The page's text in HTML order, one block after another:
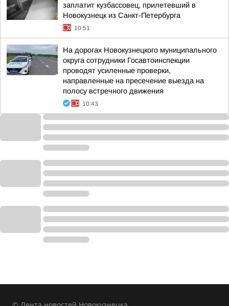
заплатит кузбассовец, прилетевший в
Новокузнецк из Санкт-Петербурга
10:51
На дорогах Новокузнецкого муниципального
округа сотрудники Госавтоинспекции
проводят усиленные проверки,
направленные на пресечение выезда на
полосу встречного движения
10:43